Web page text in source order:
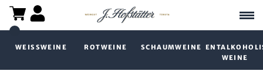
WEISSWEINE ROTWEINE SCHAUMWEINE
WEINE